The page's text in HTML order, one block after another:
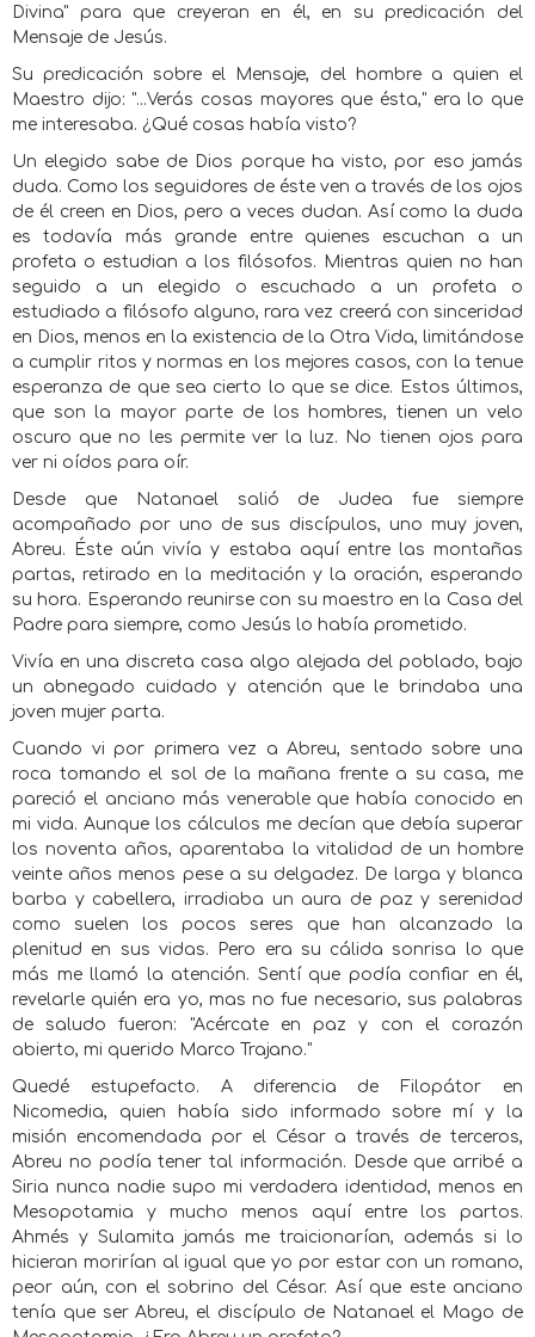
Divina" para que creyeran en él, en su predicación del
Mensaje de Jesús.
Su predicación sobre el Mensaje, del hombre a quien el
Maestro dijo: "...Verás cosas mayores que ésta," era lo que
me interesaba. ¿Qué cosas había visto?
Un elegido sabe de Dios porque ha visto, por eso jamás
duda. Como los seguidores de éste ven a través de los ojos
de él creen en Dios, pero a veces dudan. Así como la duda
es todavía más grande entre quienes escuchan a un
profeta o estudian a los filósofos. Mientras quien no han
seguido a un elegido o escuchado a un profeta o
estudiado a filósofo alguno, rara vez creerá con sinceridad
en Dios, menos en la existencia de la Otra Vida, limitándose
a cumplir ritos y normas en los mejores casos, con la tenue
esperanza de que sea cierto lo que se dice. Estos últimos,
que son la mayor parte de los hombres, tienen un velo
oscuro que no les permite ver la luz. No tienen ojos para
ver ni oídos para oír.
Desde que Natanael salió de Judea fue siempre
acompañado por uno de sus discípulos, uno muy joven,
Abreu. Éste aún vivía y estaba aquí entre las montañas
partas, retirado en la meditación y la oración, esperando
su hora. Esperando reunirse con su maestro en la Casa del
Padre para siempre, como Jesús lo había prometido.
Vivía en una discreta casa algo alejada del poblado, bajo
un abnegado cuidado y atención que le brindaba una
joven mujer parta.
Cuando vi por primera vez a Abreu, sentado sobre una
roca tomando el sol de la mañana frente a su casa, me
pareció el anciano más venerable que había conocido en
mi vida. Aunque los cálculos me decían que debía superar
los noventa años, aparentaba la vitalidad de un hombre
veinte años menos pese a su delgadez. De larga y blanca
barba y cabellera, irradiaba un aura de paz y serenidad
como suelen los pocos seres que han alcanzado la
plenitud en sus vidas. Pero era su cálida sonrisa lo que
más me llamó la atención. Sentí que podía confiar en él,
revelarle quién era yo, mas no fue necesario, sus palabras
de saludo fueron: "Acércate en paz y con el corazón
abierto, mi querido Marco Trajano."
Quedé estupefacto. A diferencia de Filopátor en
Nicomedia, quien había sido informado sobre mí y la
misión encomendada por el César a través de terceros,
Abreu no podía tener tal información. Desde que arribé a
Siria nunca nadie supo mi verdadera identidad, menos en
Mesopotamia y mucho menos aquí entre los partos.
Ahmés y Sulamita jamás me traicionarían, además si lo
hicieran morirían al igual que yo por estar con un romano,
peor aún, con el sobrino del César. Así que este anciano
tenía que ser Abreu, el discípulo de Natanael el Mago de